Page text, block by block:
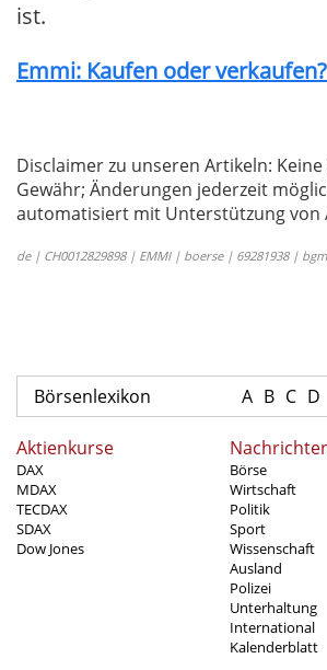
ist.
Emmi: Kaufen oder
Disclaimer zu unseren Artikeln:
Gewähr; Änderungen jederzeit
automatisiert mit Unterstützung von
de | CH0012829898 | EMMI | boerse | 69281938 |
Börsenlexikon A B C D
Aktienkurse
DAX
MDAX
TECDAX
SDAX
Dow Jones
Börse
Wirtschaft
Politik
Sport
Wissenschaft
Ausland
Polizei
Unterhaltung
International
Kalenderblatt